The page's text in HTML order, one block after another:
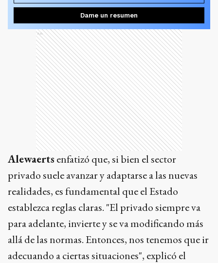
Dame un resumen
Ads
Alewaerts enfatizó que, si bien el sector
privado suele avanzar y adaptarse a las nuevas
realidades, es fundamental que el Estado
establezca reglas claras. "El privado siempre va
para adelante, invierte y se va modificando más
allá de las normas. Entonces, nos tenemos que ir
adecuando a ciertas situaciones", explicó el